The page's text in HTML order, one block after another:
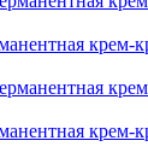
крем-
крем-